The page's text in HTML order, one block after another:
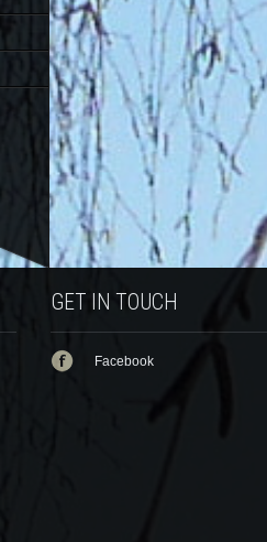
GET IN TOUCH
Facebook